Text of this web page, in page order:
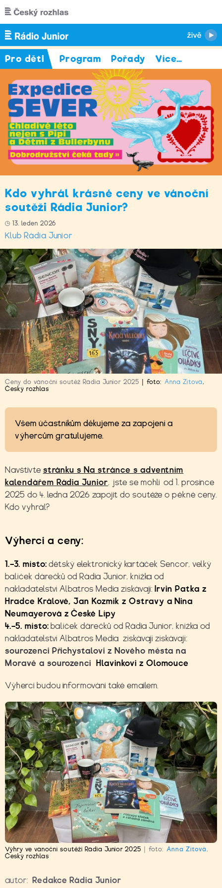
Přejít k hlavnímu obsahu
Pro děti Program Pořady Více…
Kdo vyhrál krásné ceny ve vánoční
soutěži Rádia Junior?
13. leden 2026
Klub Rádia Junior
Ceny do vánoční soutěž Rádia Junior 2025 foto: Anna Zítová,
Český rozhlas
Všem účastníkům děkujeme za zapojení a
výhercům gratulujeme.
Navštivte stránku s Na stránce s adventním
kalendářem Rádia Junior, jste se mohli od 1. prosince
2025 do 4. ledna 2026 zapojit do soutěže o pěkné ceny.
Kdo vyhrál?
Výherci a ceny:
1.–3. místo: dětský elektronický kartáček Sencor, velký
balíček dárečků od Rádia Junior, knížka od
nakladatelství Albatros Media získávají:Irvin Patka z
Hradce Králové, Jan Kozmík z Ostravy a Nina
Neumayerová z České Lípy
4.–5. místo: balíček dárečků od Rádia Junior, knížka od
nakladatelství Albatros Media získávajízískávají:
sourozenci Přichystalovi z Nového města na
Moravě a sourozenci
Hlavinkovi z Olomouce
Výherci budou informováni také emailem.
Výhry ve vánoční soutěži Rádia Junior 2025 foto: Anna Zítová,
Český rozhlas
autor: Redakce Rádia Junior